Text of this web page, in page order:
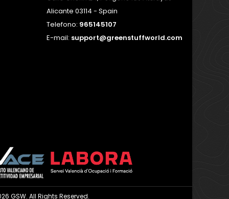
Alicante 03114 - Spain
Telefono: 965145107
E-mail: support@greenstuffworld.com
GSW. All Rights Reserved.